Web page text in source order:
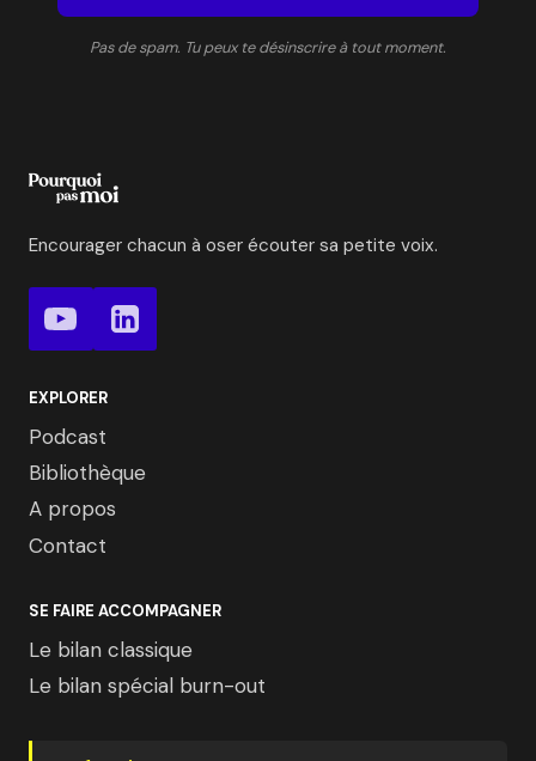
Pas de spam. Tu peux te désinscrire à tout moment.
Encourager chacun à oser écouter sa petite voix.
EXPLORER
Podcast
Bibliothèque
A propos
Contact
SE FAIRE ACCOMPAGNER
Le bilan classique
Le bilan spécial burn-out